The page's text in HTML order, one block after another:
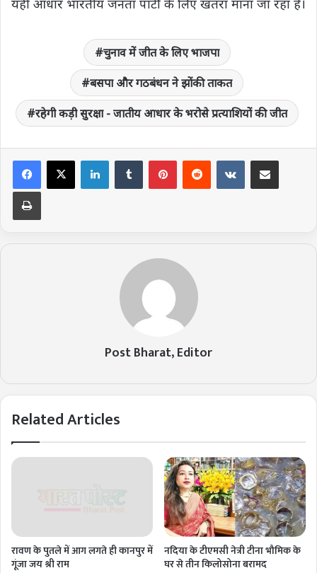
यही आधार भारतीय जनता पार्टी के लिए खतरा माना जा रहा है।
चुनाव में जीत के लिए भाजपा
बसपा और गठबंधन ने झोंकी ताकत
रहेगी कड़ी सुरक्षा - जातीय आधार के भरोसे प्रत्याशियों की जीत
LinkedInTumblrPinterestRedditVKontakte
Share via Email
Print
Post Bharat, Editor
Related Articles
रावण के पुतले में आग लगते ही कानपुर में
गूंजा जय श्री राम
नदिया के टीएमसी नेत्री टीना भौमिक के
घर से तीन किलोसोना बरामद